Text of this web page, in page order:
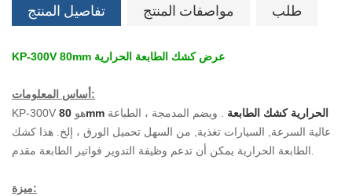
تفاصيل المنتج مواصفات المنتج طلب
KP-300V 80mm عرض كشك الطابعة الحرارية
أساس المعلومات:
KP-300V هو
80mm الحرارية كشك الطابعة . ويضم المدمجة ، الطباعة
عالية السرعة, السيارات تغذية, من السهل تحميل الورق ، إلخ. هذا كشك
ميزة: